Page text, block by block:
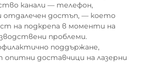
канали — телефон,
отдалечен достъп, — което
на подкрепа в моменти на
проблеми.
поддържане,
доставчици на лазерни